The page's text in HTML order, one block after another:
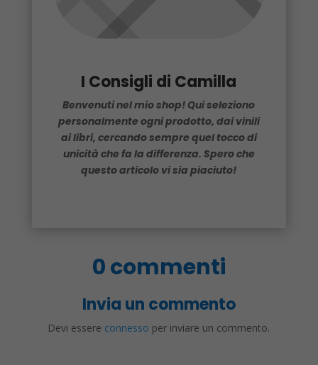
I Consigli di Camilla
Benvenuti nel mio shop! Qui seleziono
personalmente ogni prodotto, dai vinili
ai libri, cercando sempre quel tocco di
unicità che fa la differenza. Spero che
questo articolo vi sia piaciuto!
0 commenti
Invia un commento
Devi essere connesso per inviare un commento.